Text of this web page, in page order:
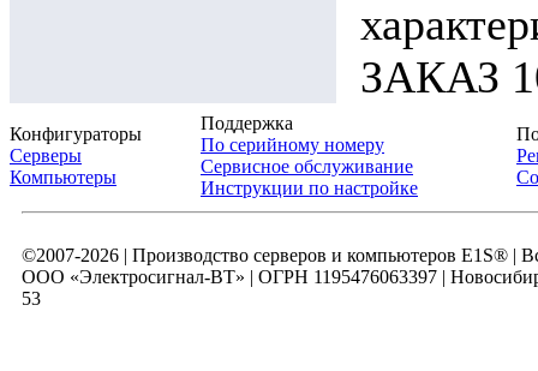
ЗАКАЗ
Конфигураторы
Серверы
Компьютеры
Поддержка
По серийному номеру
Сервисное обслуживание
Инструкции по настройке
©2007-2026 | Производство серверов и компьютеров E1S® |
ООО «Электросигнал-ВТ» | ОГРН 1195476063397 |
53